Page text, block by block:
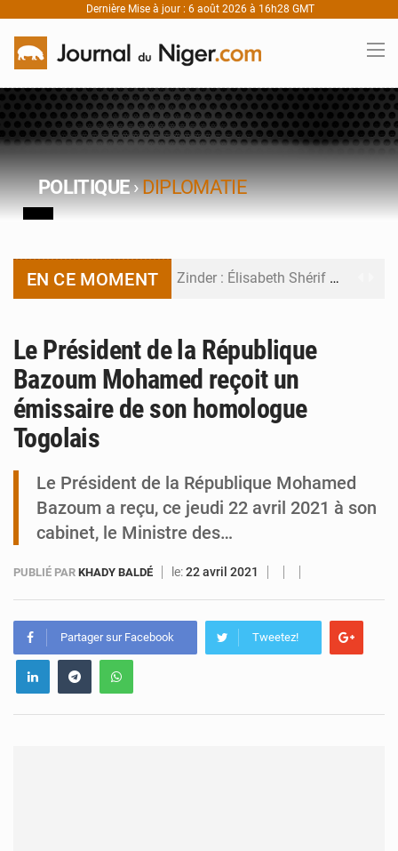
Dernière Mise à jour : 6 août 2026 à 16h28 GMT
POLITIQUE›DIPLOMATIE
EN CE MOMENT Zinder : Élisabeth Shérif visite l’école Birni Garçon
Le Président de la République
Bazoum Mohamed reçoit un
émissaire de son homologue
Togolais
Le Président de la République Mohamed
Bazoum a reçu, ce jeudi 22 avril 2021 à son
cabinet, le Ministre des…
PUBLIÉ PAR KHADY BALDÉ le:22 avril 2021
Partager sur Facebook Tweetez!